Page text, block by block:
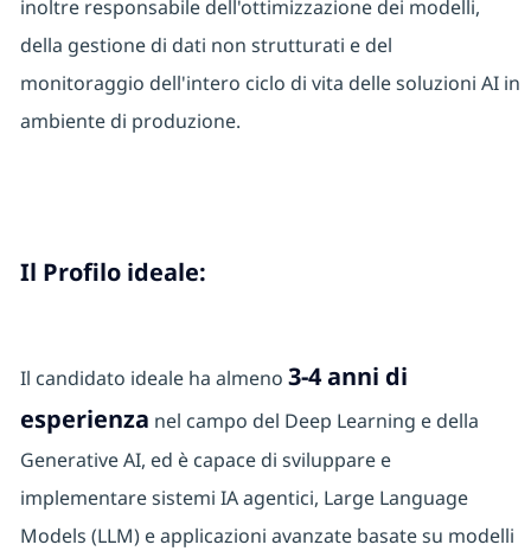
inoltre responsabile dell'ottimizzazione dei modelli,
della gestione di dati non strutturati e del
monitoraggio dell'intero ciclo di vita delle soluzioni AI in
ambiente di produzione.
Il Profilo ideale:
Il candidato ideale ha almeno 3-4 anni di
esperienza nel campo del Deep Learning e della
Generative AI, ed è capace di sviluppare e
implementare sistemi IA agentici, Large Language
Models (LLM) e applicazioni avanzate basate su modelli